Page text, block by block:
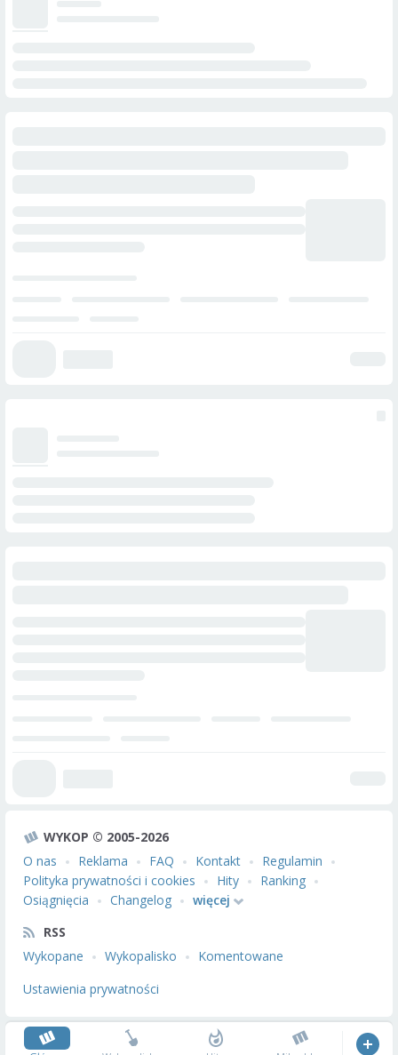
WYKOP © 2005-2026
O nas
Reklama FAQ Kontakt
Regulamin
Polityka prywatności i cookies
Hity
Ranking
Osiągnięcia
Changelog
więcej
RSS
Wykopane
Wykopalisko
Komentowane
Ustawienia prywatności